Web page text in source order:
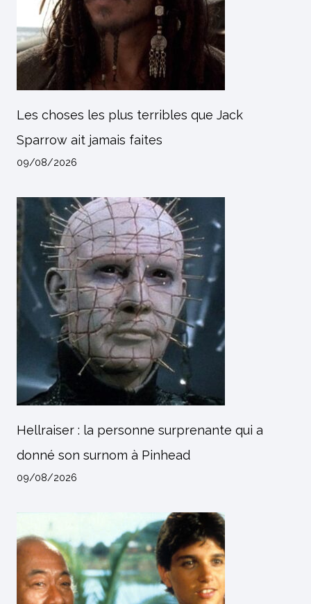
Les choses les plus terribles que Jack
Sparrow ait jamais faites
09/08/2026
Hellraiser : la personne surprenante qui a
donné son surnom à Pinhead
09/08/2026